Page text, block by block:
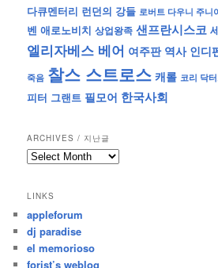
다큐멘터리 런던의 강들 로버트 다우니 주니
벤 애로노비치 상업왕족 샌프란시스코
엘리자베스 베어 여주판 역사 인디
죽음 찰스 스트로스 캐롤 코리 닥
피터 그랜트 필모어 한국사회
ARCHIVES / 지난글
archives
난
글
LINKS
appleforum
dj paradise
el memorioso
forist’s weblog